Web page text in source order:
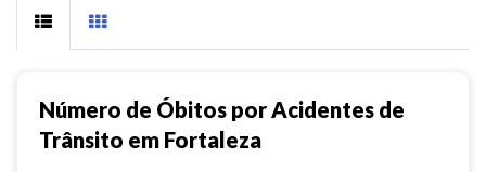
Número de Óbitos por Acidentes de
Trânsito em Fortaleza